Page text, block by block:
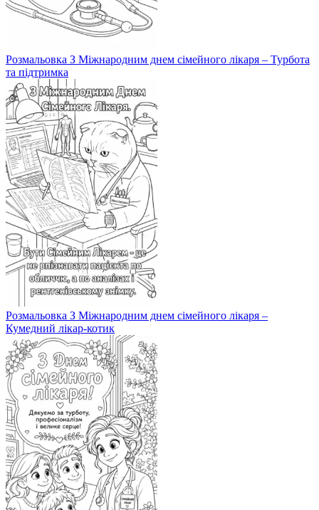
Розмальовка З Міжнародним днем сімейного лікаря – Турбота
та підтримка
Розмальовка З Міжнародним днем сімейного лікаря –
Кумедний лікар-котик